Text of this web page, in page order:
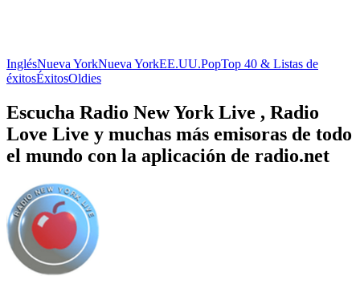
InglésNueva YorkNueva YorkEE.UU.PopTop 40 & Listas de
éxitosÉxitosOldies
Escucha Radio New York Live , Radio
Love Live y muchas más emisoras de todo
el mundo con la aplicación de radio.net